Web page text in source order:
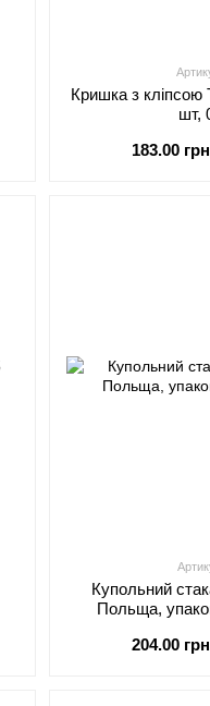
Кришка з кліпсою
шт,
183.00
Купольний
Польща,
204.00